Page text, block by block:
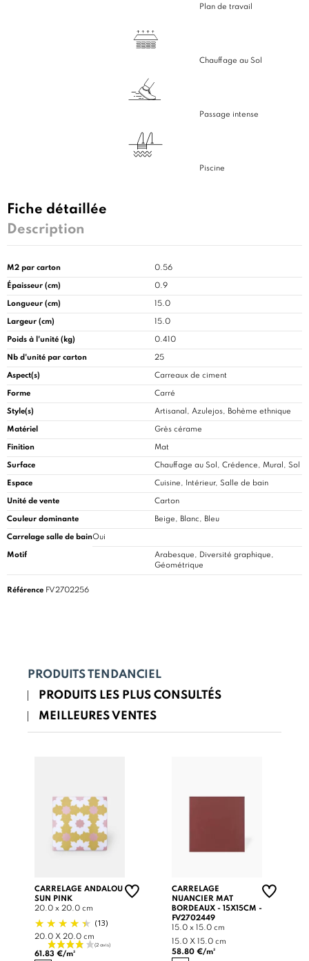
Plan de travail
Chauffage au Sol
Passage intense
Piscine
Fiche détaillée
Description
M2 par carton 0.56
Épaisseur (cm) 0.9
Longueur (cm) 15.0
Largeur (cm) 15.0
Poids à l'unité (kg) 0.410
Nb d'unité par carton 25
Aspect(s) Carreaux de ciment
Forme Carré
Style(s) Artisanal, Azulejos, Bohème ethnique
Matériel Grès cérame
Finition Mat
Surface Chauffage au Sol, Crédence, Mural, Sol
Espace Cuisine, Intérieur, Salle de bain
Unité de vente Carton
Couleur dominante Beige, Blanc, Bleu
Carrelage salle de bainOui
Motif
Arabesque, Diversité graphique,
Géométrique
Référence FV2702256
PRODUITS TENDANCIEL
PRODUITS LES PLUS CONSULTÉS
MEILLEURES VENTES
CARRELAGE ANDALOU
SUN PINK
20.0 x 20.0 cm
(13)
20.0 X 20.0 cm
61.83 €/m²
CARRELAGE
NUANCIER MAT
BORDEAUX - 15X15CM -
FV2702449
15.0 x 15.0 cm
15.0 X 15.0 cm
58.80 €/m²